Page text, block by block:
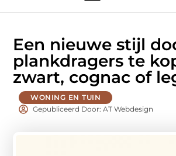
Een nieuwe stijl
plankdragers te
zwart, cognac of
WONING EN TUIN
Gepubliceerd Door: AT Webdesign